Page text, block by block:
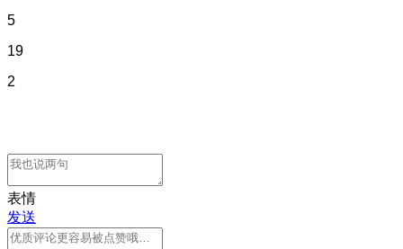
5
19
2
表情
发送